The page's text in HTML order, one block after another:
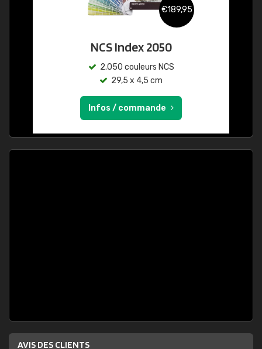
€189,95
NCS Index 2050
2.050 couleurs NCS
29,5 x 4,5 cm
Infos / commande
AVIS DES CLIENTS